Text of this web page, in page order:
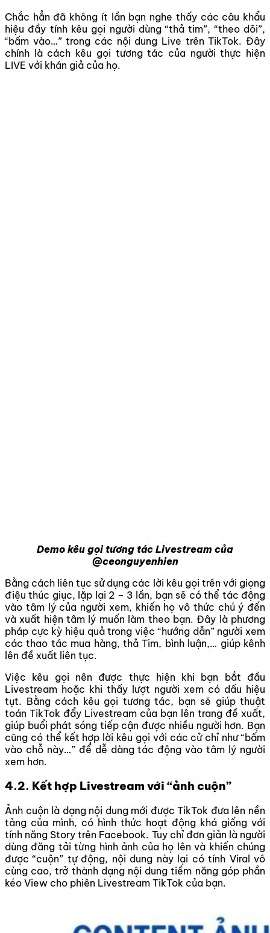
Chắc hẳn đã không ít lần bạn nghe thấy các câu khẩu
hiệu đầy tính kêu gọi người dùng “thả tim”, “theo dõi”,
“bấm vào…” trong các nội dung Live trên TikTok. Đây
chính là cách kêu gọi tương tác của người thực hiện
LIVE với khán giả của họ.
Demo kêu gọi tương tác Livestream của
@ceonguyenhien
Bằng cách liên tục sử dụng các lời kêu gọi trên với giọng
điệu thúc giục, lặp lại 2 – 3 lần, bạn sẽ có thể tác động
vào tâm lý của người xem, khiến họ vô thức chú ý đến
và xuất hiện tâm lý muốn làm theo bạn. Đây là phương
pháp cực kỳ hiệu quả trong việc “hướng dẫn” người xem
các thao tác mua hàng, thả Tim, bình luận,… giúp kênh
lên đề xuất liên tục.
Việc kêu gọi nên được thực hiện khi bạn bắt đầu
Livestream hoặc khi thấy lượt người xem có dấu hiệu
tụt. Bằng cách kêu gọi tương tác, bạn sẽ giúp thuật
toán TikTok đẩy Livestream của bạn lên trang đề xuất,
giúp buổi phát sóng tiếp cận được nhiều người hơn. Bạn
cũng có thể kết hợp lời kêu gọi với các cử chỉ như “bấm
vào chỗ này…” để dễ dàng tác động vào tâm lý người
xem hơn.
4.2. Kết hợp Livestream với “ảnh cuộn”
Ảnh cuộn là dạng nội dung mới được TikTok đưa lên nền
tảng của mình, có hình thức hoạt động khá giống với
tính năng Story trên Facebook. Tuy chỉ đơn giản là người
dùng đăng tải từng hình ảnh của họ lên và khiến chúng
được “cuộn” tự động, nội dung này lại có tính Viral vô
cùng cao, trở thành dạng nội dung tiềm năng góp phần
kéo View cho phiên Livestream TikTok của bạn.